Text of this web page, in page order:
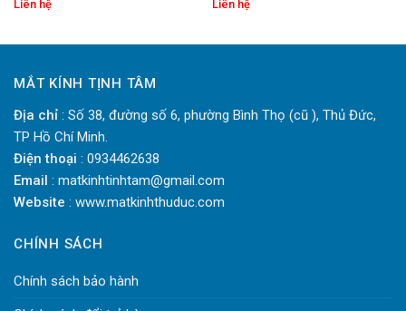
Liên hệ
Liên hệ
MẮT KÍNH TỊNH TÂM
Địa chỉ : Số 38, đường số 6, phường Bình Thọ (cũ ), Thủ Đức,
TP Hồ Chí Minh.
Điện thoại : 0934462638
Email : matkinhtinhtam@gmail.com
Website : www.matkinhthuduc.com
CHÍNH SÁCH
Chính sách bảo hành